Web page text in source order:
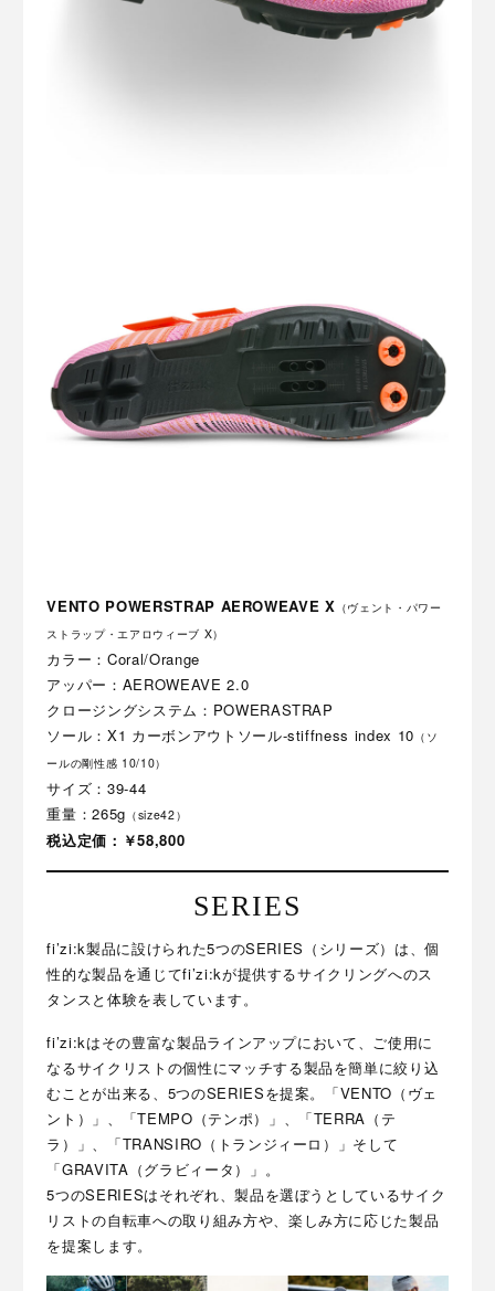
VENTO POWERSTRAP AEROWEAVE X （ヴェント・パワー
ストラップ・エアロウィーブ X）
カラー：Coral/Orange
アッパー：AEROWEAVE 2.0
クロージングシステム：POWERASTRAP
ソール：X1 カーボンアウトソール-stiffness index 10 （ソ
ールの剛性感 10/10）
サイズ：39-44
重量：265g （size42）
税込定価：￥58,800
SERIES
fi’zi:k製品に設けられた5つのSERIES（シリーズ）は、個
性的な製品を通じてfi’zi:kが提供するサイクリングへのス
タンスと体験を表しています。
fi’zi:kはその豊富な製品ラインアップにおいて、ご使用に
なるサイクリストの個性にマッチする製品を簡単に絞り込
むことが出来る、5つのSERIESを提案。「VENTO（ヴェ
ント）」、「TEMPO（テンポ）」、「TERRA（テ
ラ）」、「TRANSIRO（トランジィーロ）」そして
「GRAVITA（グラビィータ）」。
5つのSERIESはそれぞれ、製品を選ぼうとしているサイク
リストの自転車への取り組み方や、楽しみ方に応じた製品
を提案します。